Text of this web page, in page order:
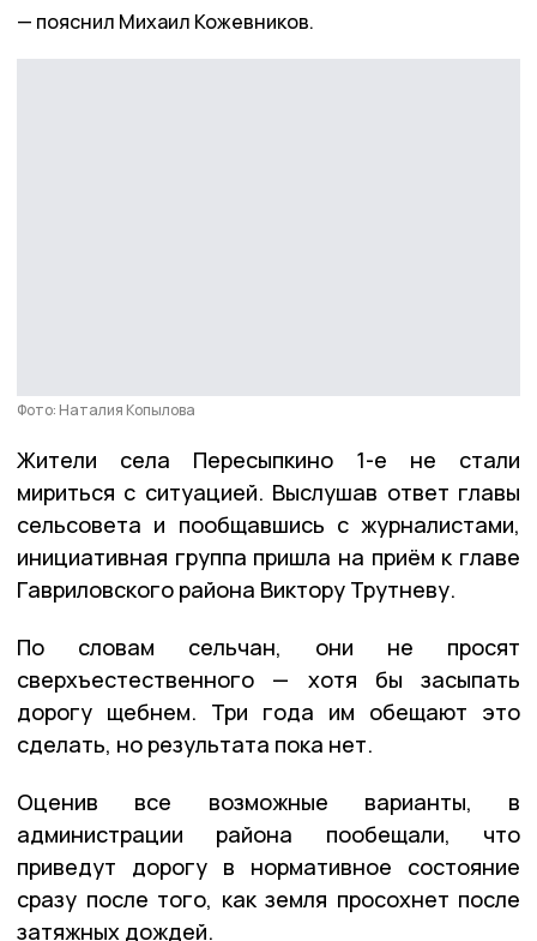
пояснил Михаил Кожевников.
Фото: Наталия Копылова
Жители села Пересыпкино 1-е не стали
мириться с ситуацией. Выслушав ответ главы
сельсовета и пообщавшись с журналистами,
инициативная группа пришла на приём к главе
Гавриловского района Виктору Трутневу.
По словам сельчан, они не просят
сверхъестественного — хотя бы засыпать
дорогу щебнем. Три года им обещают это
сделать, но результата пока нет.
Оценив все возможные варианты, в
администрации района пообещали, что
приведут дорогу в нормативное состояние
сразу после того, как земля просохнет после
затяжных дождей.